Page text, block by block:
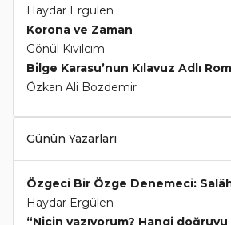
Haydar Ergülen
Korona ve Zaman
Gönül Kıvılcım
Bilge Karasu’nun Kılavuz Adlı
Özkan Ali Bozdemir
Günün Yazarları
Özgeci Bir Özge Denemeci:
Haydar Ergülen
“Niçin yazıyorum? Hangi doğruyu